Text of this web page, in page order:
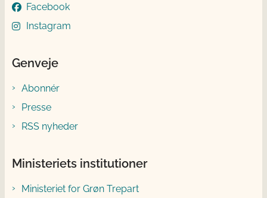
Facebook
Instagram
Genveje
Abonnér
Presse
RSS nyheder
Ministeriets institutioner
Ministeriet for Grøn Trepart